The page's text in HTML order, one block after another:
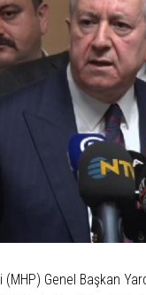
Genel Başkan